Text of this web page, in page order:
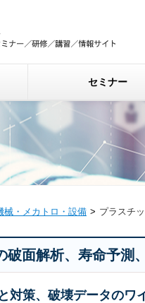
セミナー
械・メカトロ・設備 プラスチ
破面解析、寿命予測
対策、破壊データの